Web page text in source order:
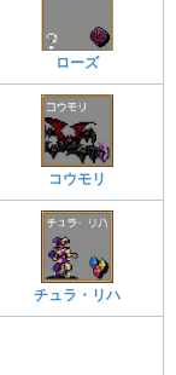
ローズ
コウモリ
チュラ・リハ